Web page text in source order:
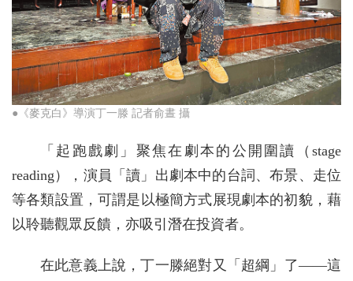
●《麥克白》導演丁一滕 記者俞晝 攝
「起跑戲劇」聚焦在劇本的公開圍讀（stage
reading），演員「讀」出劇本中的台詞、布景、走位
等各類設置，可謂是以極簡方式展現劇本的初貌，藉
以聆聽觀眾反饋，亦吸引潛在投資者。
在此意義上說，丁一滕絕對又「超綱」了——這